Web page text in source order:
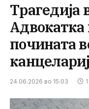
Трагедија
Адвокатка
почината
24.06.2026 во 15:03